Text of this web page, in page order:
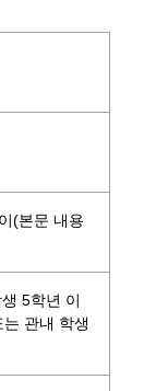
(본문 내용
5학년 이
관내 학생